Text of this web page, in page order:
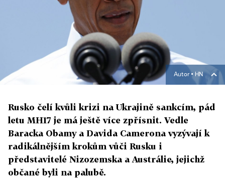
Autor ▪ HN
Rusko čelí kvůli krizi na Ukrajině sankcím, pád
letu MH17 je má ještě více zpřísnit. Vedle
Baracka Obamy a Davida Camerona vyzývají k
radikálnějším krokům vůči Rusku i
představitelé Nizozemska a Austrálie, jejichž
občané byli na palubě.